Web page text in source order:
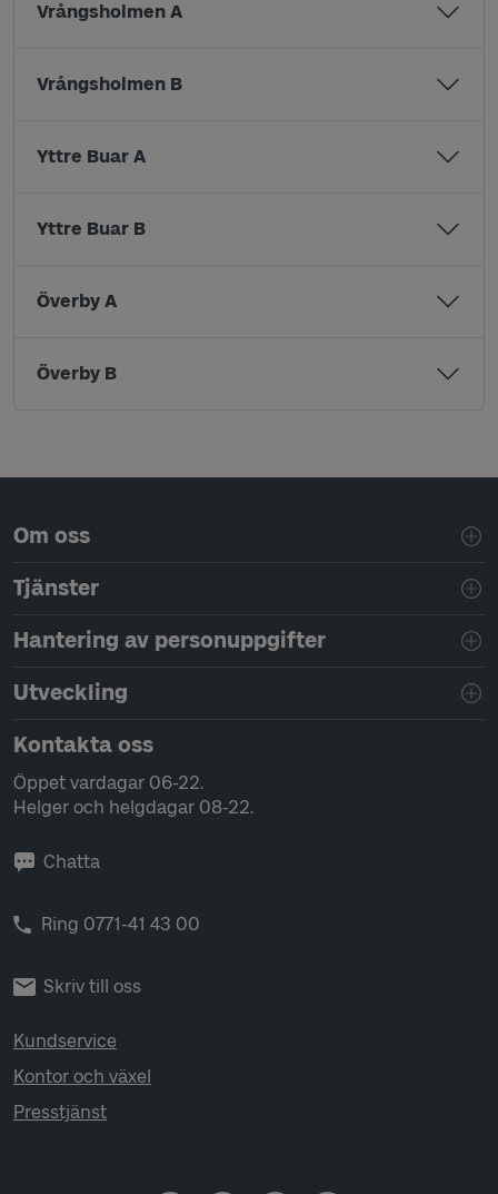
Vrångsholmen A
Vrångsholmen B
Yttre Buar A
Yttre Buar B
Överby A
Överby B
Sidfotsnavigering
Om oss
Tjänster
Hantering av personuppgifter
Utveckling
Kontakta oss
Öppet vardagar 06-22.
Helger och helgdagar 08-22.
Chatta
Ring 0771-41 43 00
Skriv till oss
Kundservice
Kontor och växel
Presstjänst